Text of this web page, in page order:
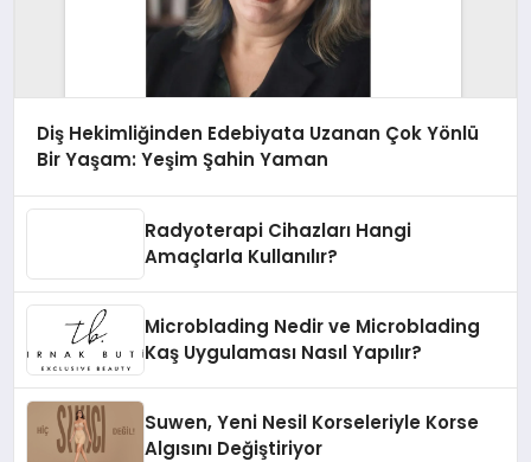
Diş Hekimliğinden Edebiyata Uzanan Çok Yönlü
Bir Yaşam: Yeşim Şahin Yaman
Radyoterapi Cihazları Hangi
Amaçlarla Kullanılır?
Microblading Nedir ve Microblading
Kaş Uygulaması Nasıl Yapılır?
Suwen, Yeni Nesil Korseleriyle Korse
Algısını Değiştiriyor